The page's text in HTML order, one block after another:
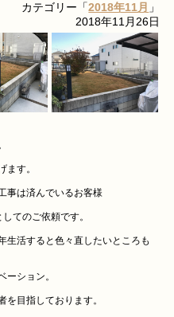
カテゴリー「2018年11月 」
2018年11月26日
ます。
事は済んでいるお客様
てのご依頼です。
生活すると色々直したいところも
ーション。
目指しております。